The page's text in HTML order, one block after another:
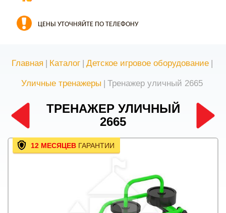
ЦЕНЫ УТОЧНЯЙТЕ ПО ТЕЛЕФОНУ
Главная | Каталог | Детское игровое оборудование |
Уличные тренажеры | Тренажер уличный 2665
ТРЕНАЖЕР УЛИЧНЫЙ
2665
12 МЕСЯЦЕВ ГАРАНТИИ